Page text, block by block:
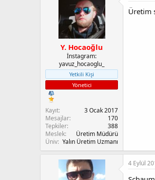
l
e
Y. Hocaoğlu
İnstagram:
yavuz_hocaoglu_
Yetkili Kişi
Yönetici
Kayıt
3 Ocak 2017
Mesajlar
170
Tepkiler
388
Meslek
Üretim Müdürü
Üniv Yalın Üretim Uzmanı
Üretim
4 Eylül